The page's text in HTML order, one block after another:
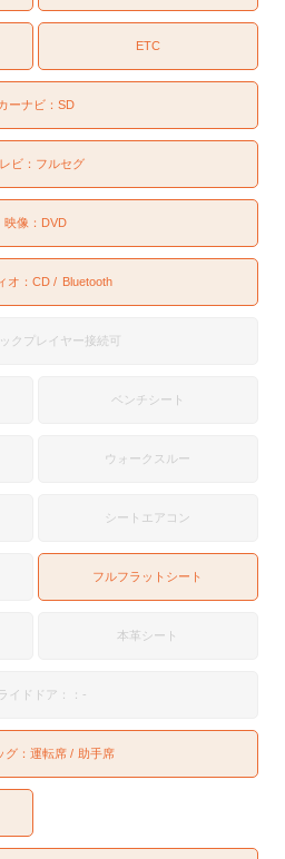
ETC
ーナビ： SD
ビ： フルセグ
映像： DVD
オ：CD Bluetooth
クプレイヤー接続可
ベンチシート
ウォークスルー
シートエアコン
フルフラットシート
本革シート
イドドア：：-
グ： 運転席 助手席